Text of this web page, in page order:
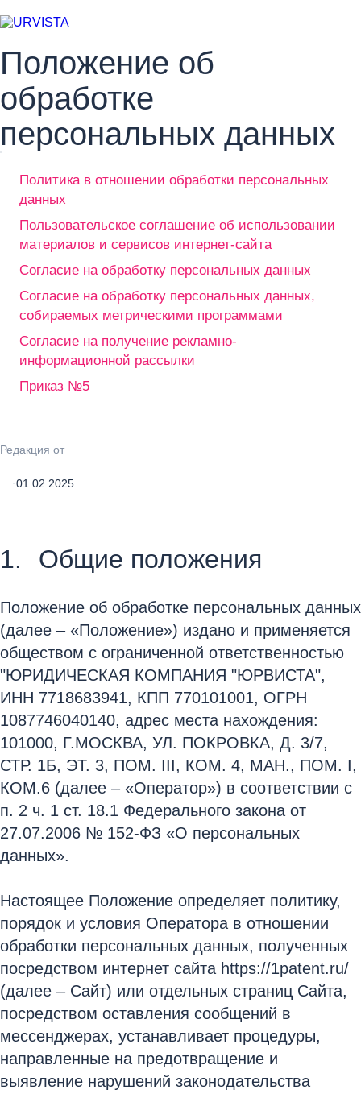
Положение об
обработке
персональных данных
Политика в отношении обработки персональных
данных
Пользовательское соглашение об использовании
материалов и сервисов интернет-сайта
Согласие на обработку персональных данных
Согласие на обработку персональных данных,
собираемых метрическими программами
Согласие на получение рекламно-
информационной рассылки
Приказ №5
Редакция от
01.02.2025
Общие положения
Положение об обработке персональных данных
(далее – «Положение») издано и применяется
обществом с ограниченной ответственностью
"ЮРИДИЧЕСКАЯ КОМПАНИЯ "ЮРВИСТА",
ИНН 7718683941, КПП 770101001, ОГРН
1087746040140, адрес места нахождения:
101000, Г.МОСКВА, УЛ. ПОКРОВКА, Д. 3/7,
СТР. 1Б, ЭТ. 3, ПОМ. III, КОМ. 4, МАН., ПОМ. I,
КОМ.6 (далее – «Оператор») в соответствии с
п. 2 ч. 1 ст. 18.1 Федерального закона от
27.07.2006 № 152-ФЗ «О персональных
данных».
Настоящее Положение определяет политику,
порядок и условия Оператора в отношении
обработки персональных данных, полученных
посредством интернет сайта https://1patent.ru/
(далее – Сайт) или отдельных страниц Сайта,
посредством оставления сообщений в
мессенджерах, устанавливает процедуры,
направленные на предотвращение и
выявление нарушений законодательства